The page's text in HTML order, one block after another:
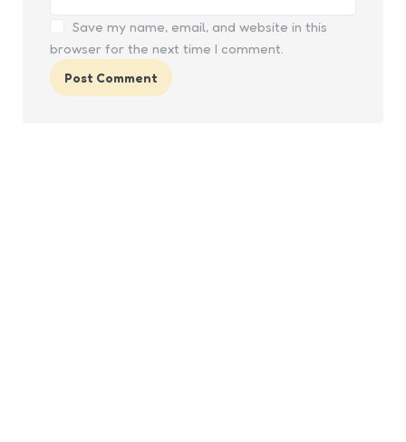
Save my name, email, and website in this
browser for the next time I comment.